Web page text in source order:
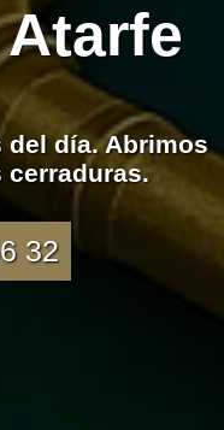
del día. Abrimos
cerraduras.
32